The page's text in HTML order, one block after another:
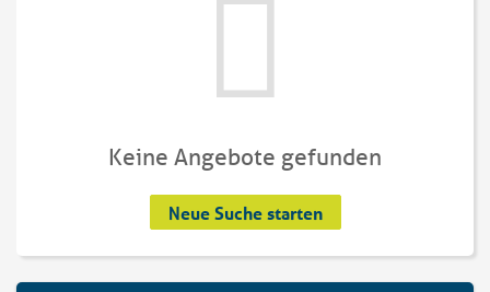
Keine Angebote gefunden
Neue Suche starten